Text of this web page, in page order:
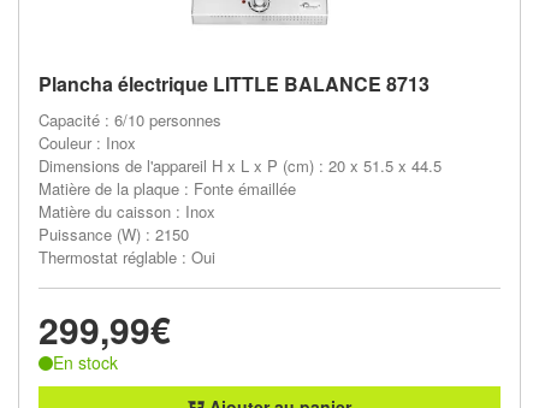
Plancha électrique LITTLE BALANCE 8713
Capacité : 6/10 personnes
Couleur : Inox
Dimensions de l'appareil H x L x P (cm) : 20 x 51.5 x 44.5
Matière de la plaque : Fonte émaillée
Matière du caisson : Inox
Puissance (W) : 2150
Thermostat réglable : Oui
299,99€
En stock